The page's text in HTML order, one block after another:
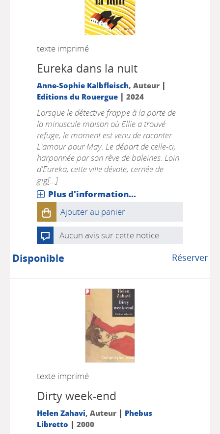
texte imprimé
Eureka dans la nuit
Anne-Sophie Kalbfleisch, Auteur |
Editions du Rouergue| 2024
Lorsque le détective frappe à la porte de
la minuscule maison où Ellie a trouvé
refuge, le moment est venu de raconter.
L'amour pour May. Le départ de celle-ci,
harponnée par son rêve de baleines. Loin
d'Eureka, cette ville dévote, cernée de
gig[...]
Plus d'information...
Ajouter au panier
Aucun avis sur cette notice.
Réserver
Disponible
texte imprimé
Dirty week-end
Helen Zahavi, Auteur | Phebus
Libretto | 2000